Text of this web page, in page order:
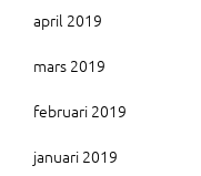
april 2019
mars 2019
februari 2019
januari 2019